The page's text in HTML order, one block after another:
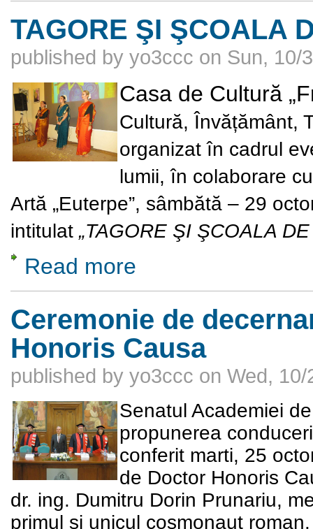
TAGORE ŞI ŞCOALA
published by yo3ccc on Sun, 10/
Casa de Cultură
Cultură, Învățământ,
organizat în cadrul
lumii, în colaborare
Artă „Euterpe”, sâmbătă – 29
intitulat „TAGORE ŞI ŞCOALA
Read more
Ceremonie de
Honoris Causa
published by yo3ccc on Wed,
Senatul Academiei
propunerea
conferit marti, 25
de Doctor Honoris
dr. ing. Dumitru Dorin Prunariu,
primul si unicul cosmonaut roman.